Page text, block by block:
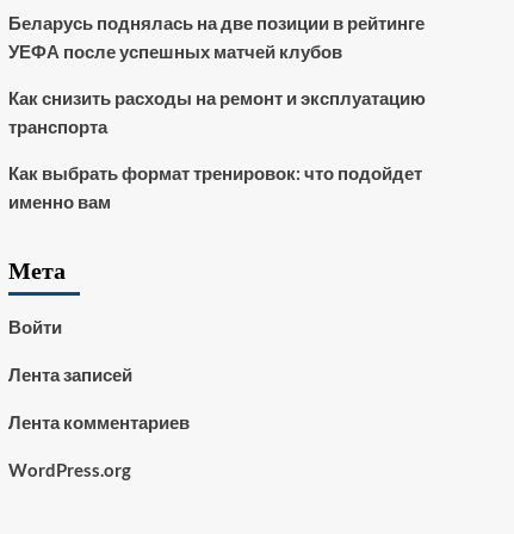
Беларусь поднялась на две позиции в рейтинге
УЕФА после успешных матчей клубов
Как снизить расходы на ремонт и эксплуатацию
транспорта
Как выбрать формат тренировок: что подойдет
именно вам
Мета
Войти
Лента записей
Лента комментариев
WordPress.org